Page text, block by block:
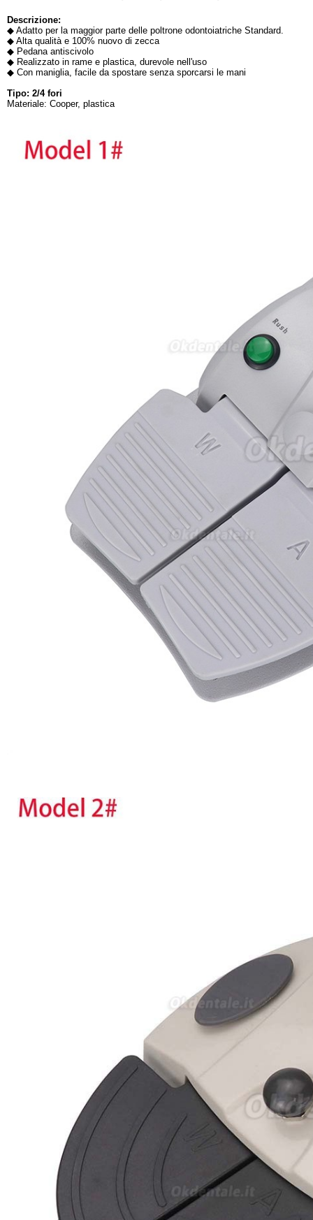
Descrizione:
◆ Adatto per la maggior parte delle poltrone odontoiatriche Standard.
◆ Alta qualità e 100% nuovo di zecca
◆ Pedana antiscivolo
◆ Realizzato in rame e plastica, durevole nell'uso
◆ Con maniglia, facile da spostare senza sporcarsi le mani
Tipo: 2/4 fori
Materiale: Cooper, plastica